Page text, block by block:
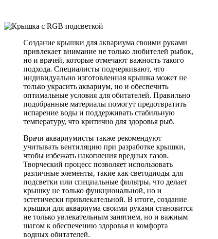
Создание крышки для аквариума своими руками
привлекает внимание не только любителей рыбок,
но и врачей, которые отмечают важность такого
подхода. Специалисты подчеркивают, что
индивидуально изготовленная крышка может не
только украсить аквариум, но и обеспечить
оптимальные условия для обитателей. Правильно
подобранные материалы помогут предотвратить
испарение воды и поддерживать стабильную
температуру, что критично для здоровья рыб.
Врачи аквариумисты также рекомендуют
учитывать вентиляцию при разработке крышки,
чтобы избежать накопления вредных газов.
Творческий процесс позволяет использовать
различные элементы, такие как светодиоды для
подсветки или специальные фильтры, что делает
крышку не только функциональной, но и
эстетически привлекательной. В итоге, создание
крышки для аквариума своими руками становится
не только увлекательным занятием, но и важным
шагом к обеспечению здоровья и комфорта
водных обитателей.